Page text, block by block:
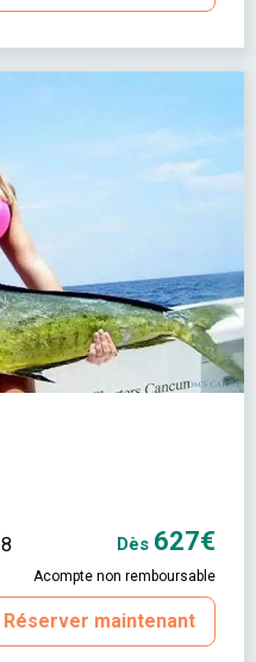
8 Dès 627€
Acompte non remboursable
Réserver maintenant